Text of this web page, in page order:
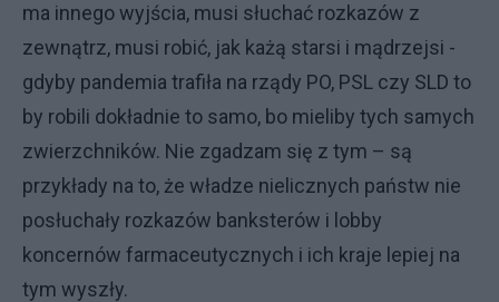
ma innego wyjścia, musi słuchać rozkazów z
zewnątrz, musi robić, jak każą starsi i mądrzejsi -
gdyby pandemia trafiła na rządy PO, PSL czy SLD to
by robili dokładnie to samo, bo mieliby tych samych
zwierzchników. Nie zgadzam się z tym – są
przykłady na to, że władze nielicznych państw nie
posłuchały rozkazów banksterów i lobby
koncernów farmaceutycznych i ich kraje lepiej na
tym wyszły.